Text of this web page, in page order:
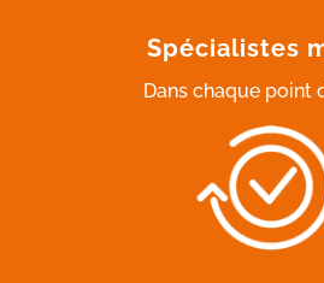
Spécialistes
Dans chaque point